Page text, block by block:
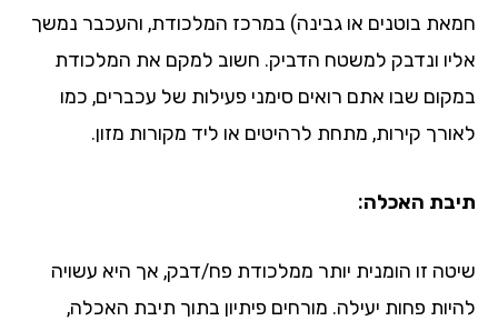
חמאת בוטנים או גבינה) במרכז המלכודת, והעכבר נמשך
אליו ונדבק למשטח הדביק. חשוב למקם את המלכודת
במקום שבו אתם רואים סימני פעילות של עכברים, כמו
לאורך קירות, מתחת לרהיטים או ליד מקורות מזון.
תיבת האכלה:
שיטה זו הומנית יותר ממלכודת פח/דבק, אך היא עשויה
להיות פחות יעילה. מורחים פיתיון בתוך תיבת האכלה,